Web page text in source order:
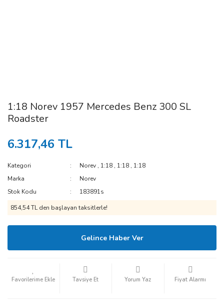
1:18 Norev 1957 Mercedes Benz 300 SL
Roadster
6.317,46 TL
Kategori Norev , 1:18 , 1:18 , 1:18
Marka
Norev
Stok Kodu
183891s
854,54 TL den başlayan taksitlerle!
Gelince Haber Ver
Tavsiye Et Yorum Yaz Fiyat Alarmı